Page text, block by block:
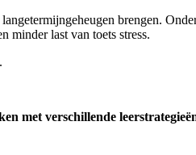
brengen.
minder last van toets stress.
met verschillende